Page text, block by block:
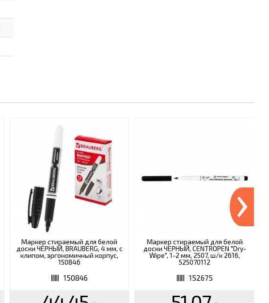
Маркер стираемый для белой
доски ЧЕРНЫЙ, BRAUBERG, 4 мм, с
клипом, эргономичный корпус,
150846
150846
Маркер стираемый для белой
доски ЧЕРНЫЙ, CENTROPEN "Dry-
Wipe", 1-2 мм, 2507, ш/к 2616,
525070112
152675
›